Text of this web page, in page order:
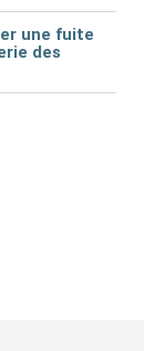
une fuite
des